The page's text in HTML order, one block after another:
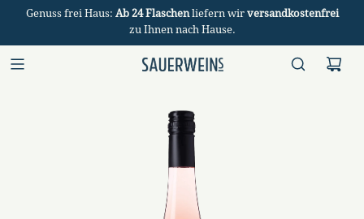
Genuss frei Haus: Ab 24 Flaschenliefern wir versandkostenfrei
zu Ihnen nach Hause.